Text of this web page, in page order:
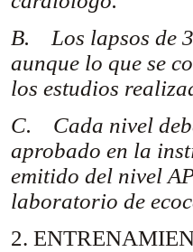
B. Los lapsos de
aunque lo que se
los estudios
C. Cada nivel
aprobado en la
emitido del nivel
laboratorio de
2.